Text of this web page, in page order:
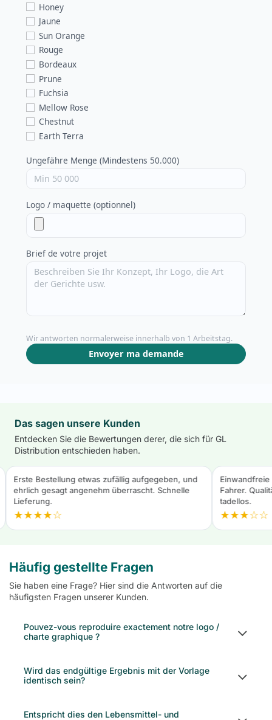
Honey
Jaune
Sun Orange
Rouge
Bordeaux
Prune
Fuchsia
Mellow Rose
Chestnut
Earth Terra
Ungefähre Menge (Mindestens 50.000)
Logo / maquette (optionnel)
Brief de votre projet
Wir antworten normalerweise innerhalb von 1 Arbeitstag.
Envoyer ma demande
Das sagen unsere Kunden
Entdecken Sie die Bewertungen derer, die sich für GL
Distribution entschieden haben.
Erste Bestellung etwas zufällig aufgegeben, und
ehrlich gesagt angenehm überrascht. Schnelle
Lieferung.
★★★★☆
Fahrer.
tadellos.
★★★☆☆
Häufig gestellte Fragen
Sie haben eine Frage? Hier sind die Antworten auf die
häufigsten Fragen unserer Kunden.
Pouvez-vous reproduire exactement notre logo /
charte graphique ?
Wird das endgültige Ergebnis mit der Vorlage
identisch sein?
Entspricht dies den Lebensmittel- und